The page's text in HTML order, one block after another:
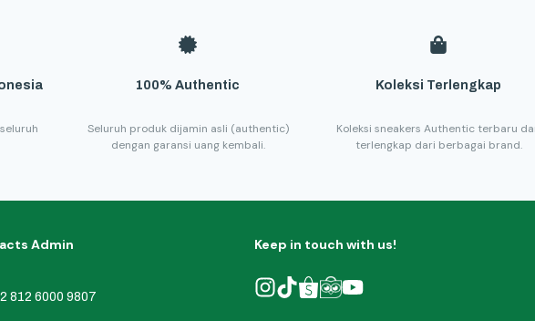
100% Authentic
Seluruh produk dijamin asli (authentic)
dengan garansi uang kembali.
Koleksi Terlengkap
Koleksi sneakers Authentic terbaru
terlengkap dari berbagai brand.
Admin
812 6000 9807
Keep in touch with us!